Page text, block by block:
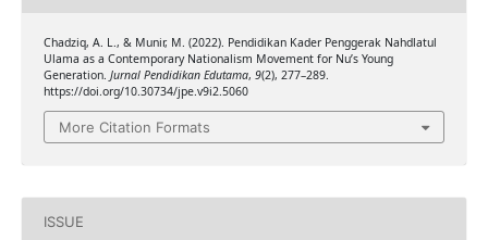
Chadziq, A. L., & Munir, M. (2022). Pendidikan Kader Penggerak Nahdlatul
Ulama as a Contemporary Nationalism Movement for Nu’s Young
Generation. Jurnal Pendidikan Edutama, 9(2), 277–289.
https://doi.org/10.30734/jpe.v9i2.5060
More Citation Formats
ISSUE